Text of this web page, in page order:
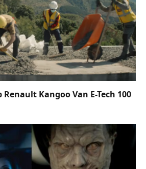
Kangoo Van E-Tech 100